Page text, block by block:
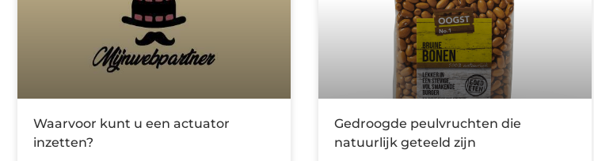
Waarvoor kunt u een actuator
inzetten?
Gedroogde peulvruchten die
natuurlijk geteeld zijn